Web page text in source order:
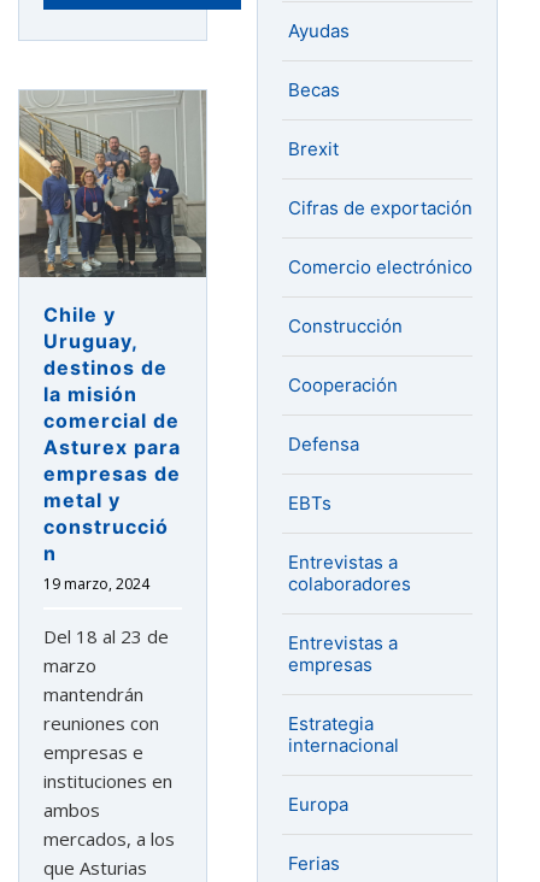
Chile y
Uruguay,
destinos de
la misión
comercial de
Asturex para
empresas de
metal y
construcció
n
19 marzo, 2024
Del 18 al 23 de
marzo
mantendrán
reuniones con
empresas e
instituciones en
ambos
mercados, a los
que Asturias
Ayudas
Becas
Brexit
Cifras de exportación
Comercio electrónico
Construcción
Cooperación
Defensa
EBTs
Entrevistas a
colaboradores
Entrevistas a
empresas
Estrategia
internacional
Europa
Ferias